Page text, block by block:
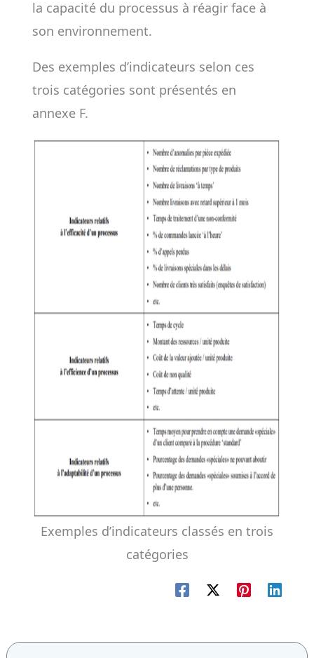
la capacité du processus à réagir face à
son environnement.
Des exemples d’indicateurs selon ces
trois catégories sont présentés en
annexe F.
Exemples d’indicateurs classés en trois
catégories